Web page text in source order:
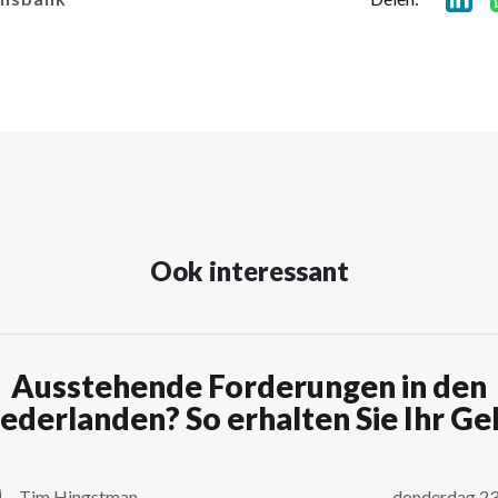
Ook interessant
Ausstehende Forderungen in den
So erhalten Sie Ihr